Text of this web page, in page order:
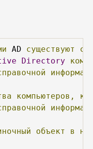
AD существуют
Directory
компьютеров,
объект в